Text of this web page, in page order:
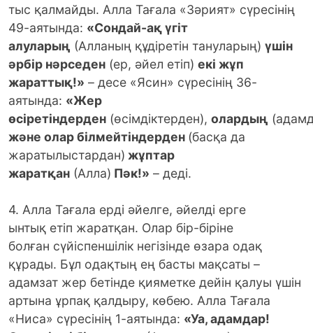
тыс қалмайды. Алла Тағала «Зәрият» сүресінің
49-аятында: «Сондай-ақ үгіт
алуларың (Алланың құдіретін тануларың) үшін
әрбір нәрседен (ер, әйел етіп) екі жұп
жараттық!» – десе «Ясин» сүресінің 36-
аятында: «Жер
өсіретіндерден (өсімдіктерден), олардың
және олар білмейтіндерден (басқа да
жаратылыстардан) жұптар
жаратқан (Алла) Пәк!» – деді.
4. Алла Тағала ерді әйелге, әйелді ерге
ынтық етіп жаратқан. Олар бір-біріне
болған сүйіспеншілік негізінде өзара одақ
құрады. Бұл одақтың ең басты мақсаты –
адамзат жер бетінде қияметке дейін қалуы үшін
артына ұрпақ қалдыру, көбею. Алла Тағала
«Ниса» сүресінің 1-аятында: «Уа, адамдар!